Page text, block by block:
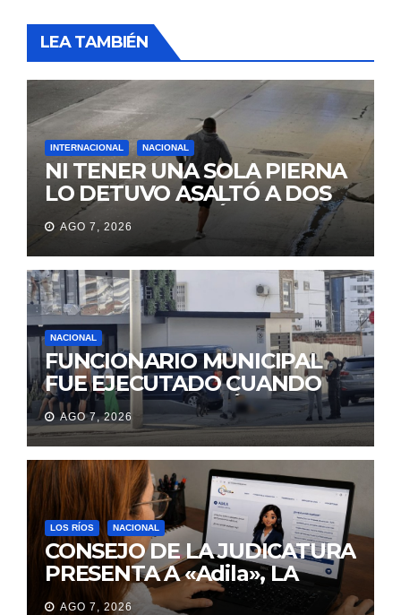
LEA TAMBIÉN
INTERNACIONAL NACIONAL
NI TENER UNA SOLA PIERNA
LO DETUVO ASALTÓ A DOS
MUJERES Y HUYÓ
BRINCANDO.
AGO 7, 2026
NACIONAL
FUNCIONARIO MUNICIPAL
FUE EJECUTADO CUANDO
IBA A UNA REUNIÓN DE
TRABAJO EN MANTA
AGO 7, 2026
LOS RÍOS NACIONAL
CONSEJO DE LA JUDICATURA
PRESENTA A «Adila», LA
ASISTENTE VIRTUAL QUE
AGO 7, 2026